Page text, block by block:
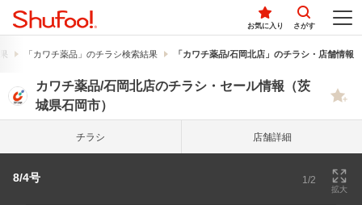
お気に入り さがす
「カワチ薬品」のチラシ検索結果 「カワチ薬品/石岡北店」のチラシ・店舗情報
カワチ薬品/石岡北店のチラシ・セール情報（茨
城県石岡市）
チラシ 店舗詳細
8/4号 1/2
拡大